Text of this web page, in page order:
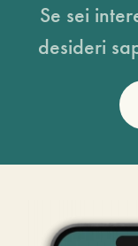
Se sei
desideri